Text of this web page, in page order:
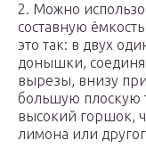
​2. Можно
составную
это так: в двух
донышки,
вырезы, внизу
большую плоскую
высокий горшок,
лимона или